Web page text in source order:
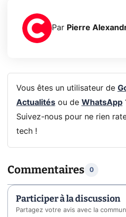
Par Pierre
Vous êtes un utilisateur de
Actualitésou de WhatsApp
Suivez-nous pour ne rien
tech !
Commentaires 0
Participer à la discussion
Partagez votre avis avec la